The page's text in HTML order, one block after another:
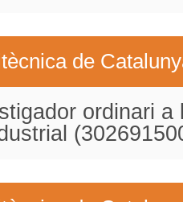
de
ordinari